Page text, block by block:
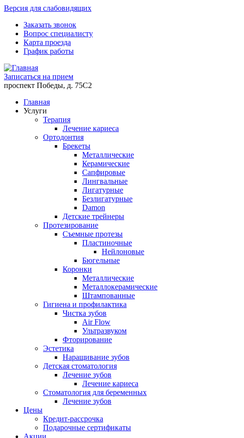
Версия для слабовидящих
Заказать звонок
Вопрос специалисту
Карта проезда
График работы
Записаться на прием
проспект Победы, д. 75C2
Главная
Услуги
Терапия
Лечение кариеса
Ортодонтия
Брекеты
Металлические
Керамические
Cапфировые
Лингвальные
Лигатурные
Безлигатурные
Damon
Детские трейнеры
Протезирование
Съемные протезы
Пластиночные
Нейлоновые
Бюгельные
Коронки
Металлические
Металлокерамические
Штампованные
Гигиена и профилактика
Чистка зубов
Air Flow
Ультразвуком
Фторирование
Эстетика
Наращивание зубов
Детская стоматология
Лечение зубов
Лечение кариеса
Стоматология для беременных
Лечение зубов
Цены
Кредит-рассрочка
Подарочные сертификаты
Акции